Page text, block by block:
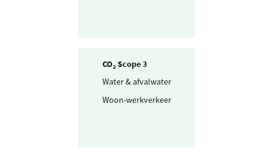
CO₂ Scope 3
Water & afvalwater
Woon-werkverkeer